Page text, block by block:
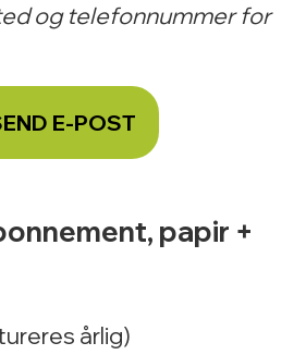
og telefonnummer for
E-POST
papir +
årlig)